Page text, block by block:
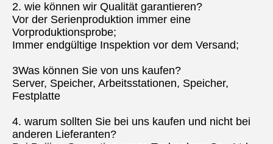
2. wie können wir Qualität garantieren?
Vor der Serienproduktion immer eine
Vorproduktionsprobe;
Immer endgültige Inspektion vor dem Versand;
3Was können Sie von uns kaufen?
Server, Speicher, Arbeitsstationen, Speicher,
Festplatte
4. warum sollten Sie bei uns kaufen und nicht bei
anderen Lieferanten?